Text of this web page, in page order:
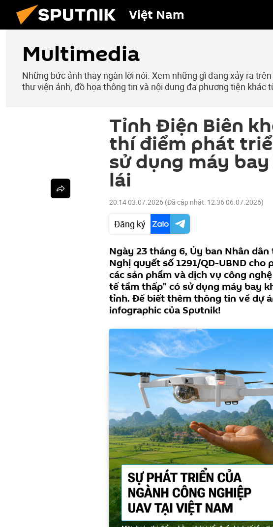
Việt Nam
Multimedia
Những bức ảnh thay ngàn lời nói. Xem những gì đang xảy ra
thư viện ảnh, đồ họa thông tin và nội dung đa phương tiện khác
Tỉnh Điện Biên
thí điểm phát
sử dụng máy
lái
20:14 03.07.2026 (Đã cập nhật: 12:36 06.07.2026)
Đăng ký
Ngày 23 tháng 6, Ủy ban Nhân
Nghị quyết số 1291/QD-UBND cho
các sản phẩm và dịch vụ công
tế tầm thấp” có sử dụng máy bay
tỉnh. Để biết thêm thông tin về dự
infographic của Sputnik!